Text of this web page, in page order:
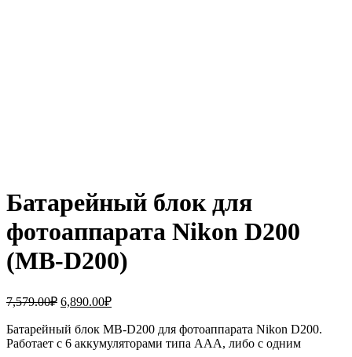
Батарейный блок для
фотоаппарата Nikon D200
(MB-D200)
7,579.00₽ Первоначальная
составляла
7,579.00₽.
6,890.00₽Текущая
6,890.00₽.
Батарейный блок MB-D200 для фотоаппарата Nikon D200.
Работает с 6 аккумуляторами типа AAA, либо с одним